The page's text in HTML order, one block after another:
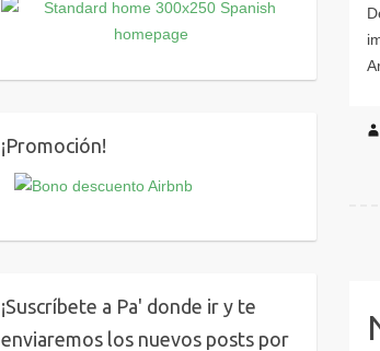
¡Promoción!
¡Suscríbete a Pa' donde ir y te
enviaremos los nuevos posts por